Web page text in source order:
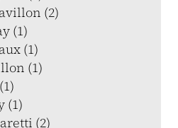
(2)
(1)
(1)
(1)
(1)
(2)